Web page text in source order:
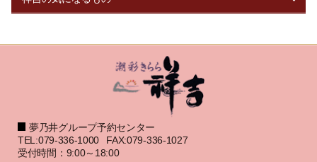
夢乃井グループ予約センター
TEL:079-336-1000
FAX:079-336-1027
受付時間：9:00～18:00